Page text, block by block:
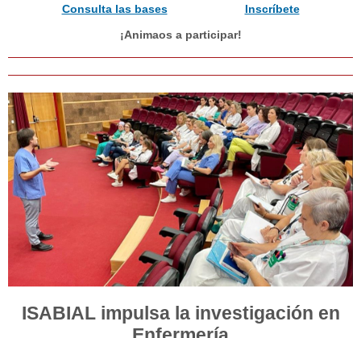
Consulta las bases
Inscríbete
¡Animaos a participar!
ISABIAL impulsa la investigación en